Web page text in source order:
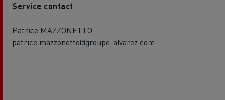
Service contact
Patrice MAZZONETTO
patrice.mazzonetto@groupe-alvarez.com